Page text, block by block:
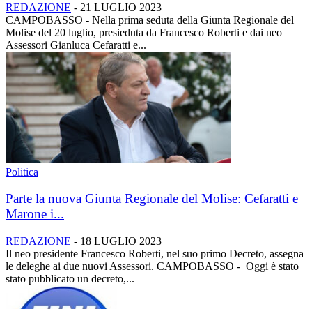
REDAZIONE - 21 LUGLIO 2023
CAMPOBASSO - Nella prima seduta della Giunta Regionale del
Molise del 20 luglio, presieduta da Francesco Roberti e dai neo
Assessori Gianluca Cefaratti e...
Politica
Parte la nuova Giunta Regionale del Molise: Cefaratti e
Marone i...
REDAZIONE - 18 LUGLIO 2023
Il neo presidente Francesco Roberti, nel suo primo Decreto, assegna
le deleghe ai due nuovi Assessori. CAMPOBASSO - Oggi è stato
stato pubblicato un decreto,...